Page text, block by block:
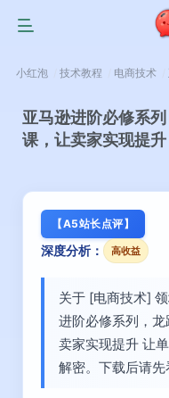
小红泡 技术教程 电商技术
亚马逊进阶必修系
课，让卖家实现提
【A5站长点评】
深度分析： 高收益
关于 [电商技术]
进阶必修系列，
卖家实现提升 让
解密。下载后请先